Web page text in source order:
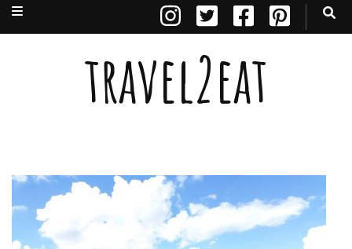
travel2eat